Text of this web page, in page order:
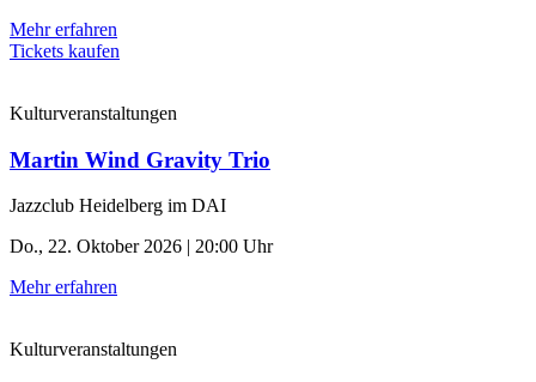
Mehr erfahren
Tickets kaufen
Kulturveranstaltungen
Martin Wind Gravity Trio
Jazzclub Heidelberg im DAI
Do., 22. Oktober 2026 | 20:00 Uhr
Mehr erfahren
Kulturveranstaltungen